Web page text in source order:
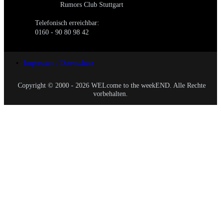
Rumors Club Stuttgart
Telefonisch erreichbar:
0160 - 90 80 98 42
Impressum / Datenschutz
Copyright © 2000 - 2026 WELcome to the weekEND. Alle Rechte
vorbehalten.